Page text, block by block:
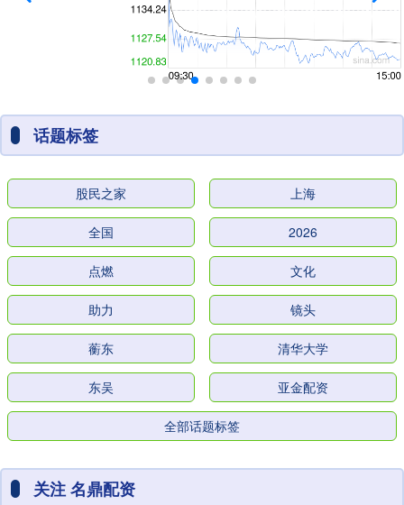
话题标签
股民之家 上海
全国 2026
点燃 文化
助力 镜头
蘅东 清华大学
东吴 亚金配资
全部话题标签
关注 名鼎配资